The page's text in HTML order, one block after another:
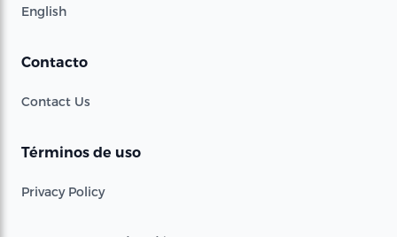
English
Contacto
Contact Us
Términos de uso
Privacy Policy